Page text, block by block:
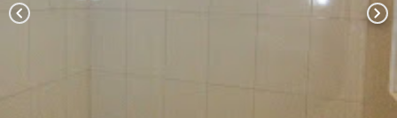
chevron_left chevron_right